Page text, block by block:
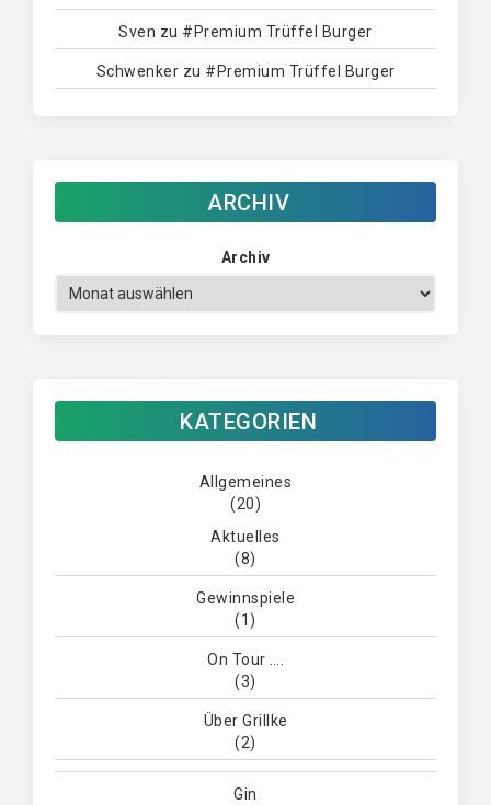
Sven zu #Premium Trüffel Burger
Schwenker zu #Premium Trüffel Burger
ARCHIV
Archiv
KATEGORIEN
Allgemeines
(20)
Aktuelles
(8)
Gewinnspiele
(1)
On Tour ….
(3)
Über Grillke
(2)
Gin